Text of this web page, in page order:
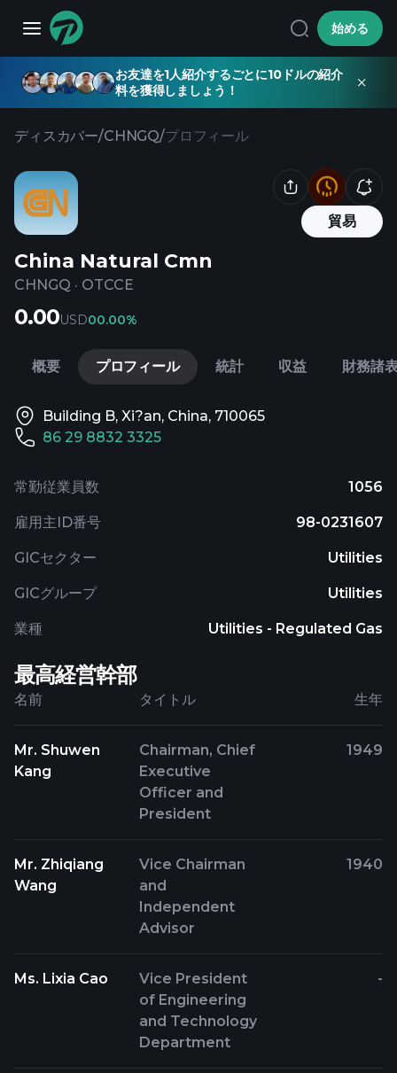
始める
お友達を1人紹介するごとに10ドルの紹介
料を獲得しましょう！
ディスカバー/CHNGQ/プロフィール
貿易
China Natural Cmn
CHNGQ · OTCCE
0.00USD00.00%
概要 プロフィール 統計 収益 財務諸
Building B, Xi?an, China, 710065
86 29 8832 3325
常勤従業員数 1056
雇用主ID番号 98-0231607
GICセクター Utilities
GICグループ Utilities
業種 Utilities - Regulated Gas
最高経営幹部
名前 タイトル 生年
Mr. Shuwen
Kang
Chairman, Chief
Executive
Officer and
President
1949
Mr. Zhiqiang
Wang
Vice Chairman
and
Independent
Advisor
1940
Ms. Lixia Cao
Vice President
of Engineering
and Technology
Department
-